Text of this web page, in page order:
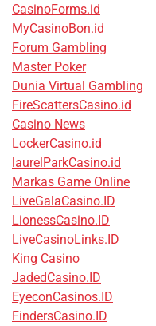
CasinoForms.id
MyCasinoBon.id
Forum Gambling
Master Poker
Dunia Virtual Gambling
FireScattersCasino.id
Casino News
LockerCasino.id
laurelParkCasino.id
Markas Game Online
LiveGalaCasino.ID
LionessCasino.ID
LiveCasinoLinks.ID
King Casino
JadedCasino.ID
EyeconCasinos.ID
FindersCasino.ID